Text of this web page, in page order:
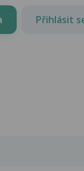
Přihlásit